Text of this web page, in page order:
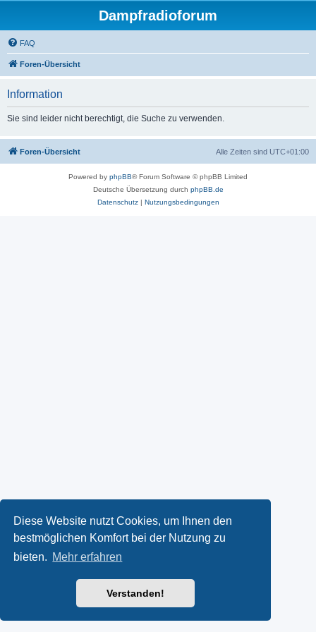
Diese Website nutzt Cookies, um Ihnen den
bestmöglichen Komfort bei der Nutzung zu
bieten. Mehr erfahren
Verstanden!
Dampfradioforum
FAQ
Foren-Übersicht
Information
Sie sind leider nicht berechtigt, die Suche zu verwenden.
Foren-Übersicht Alle Zeiten sind UTC+01:00
Powered by phpBB® Forum Software © phpBB Limited
Deutsche Übersetzung durch phpBB.de
Datenschutz| Nutzungsbedingungen